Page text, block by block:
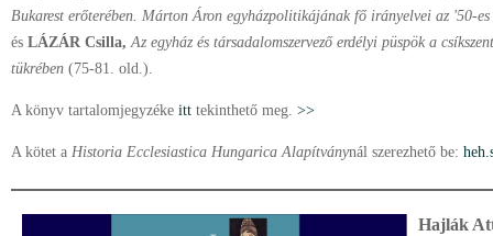
Bukarest erőterében. Márton Áron egyházpolitikájának fő irányelvei az '50-
és LÁZÁR Csilla, Az egyház és társadalomszervező erdélyi püspök a
tükrében (75-81. old.).
A könyv tartalomjegyzéke itt tekinthető meg. >>
A kötet a Historia Ecclesiastica Hungarica Alapítványnál szerezhető be:
Hajlák